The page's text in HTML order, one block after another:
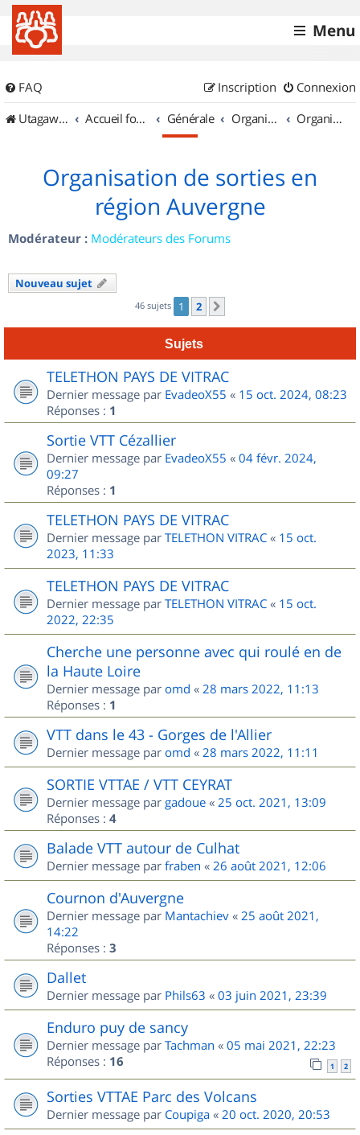
Menu
FAQ Connexion
Inscription
UtagawaVTT (Randos VTT et VTTAE avec traces GPS)
Accueil forum Générale Organisation de sorties & Recherche de partenaires Organisation de sorties en région Auvergne
Organisation de sorties en
région Auvergne
Modérateur : Modérateurs des Forums
Nouveau sujet
46 sujets 1 2
Sujets
TELETHON PAYS DE VITRAC
Dernier message par EvadeoX55 « 15 oct. 2024, 08:23
Réponses : 1
Sortie VTT Cézallier
Dernier message par EvadeoX55 « 04 févr. 2024,
09:27
Réponses : 1
TELETHON PAYS DE VITRAC
Dernier message par TELETHON VITRAC « 15 oct.
2023, 11:33
TELETHON PAYS DE VITRAC
Dernier message par TELETHON VITRAC « 15 oct.
2022, 22:35
Cherche une personne avec qui roulé en de
la Haute Loire
Dernier message par omd « 28 mars 2022, 11:13
Réponses : 1
VTT dans le 43 - Gorges de l'Allier
Dernier message par omd « 28 mars 2022, 11:11
SORTIE VTTAE / VTT CEYRAT
Dernier message par gadoue « 25 oct. 2021, 13:09
Réponses : 4
Balade VTT autour de Culhat
Dernier message par fraben « 26 août 2021, 12:06
Cournon d'Auvergne
Dernier message par Mantachiev « 25 août 2021,
14:22
Réponses : 3
Dallet
Dernier message par Phils63 « 03 juin 2021, 23:39
Enduro puy de sancy
Dernier message par Tachman « 05 mai 2021, 22:23
Réponses : 16 1 2
Sorties VTTAE Parc des Volcans
Dernier message par Coupiga « 20 oct. 2020, 20:53